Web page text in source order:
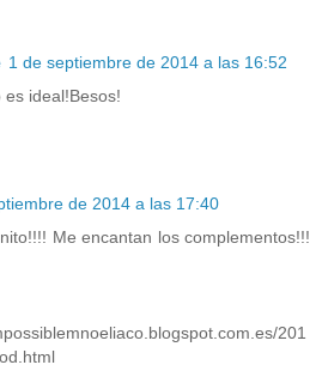
1 de septiembre de 2014 a las 16:52
ideal!Besos!
de 2014 a las 17:40
Me encantan los complementos!!!
201